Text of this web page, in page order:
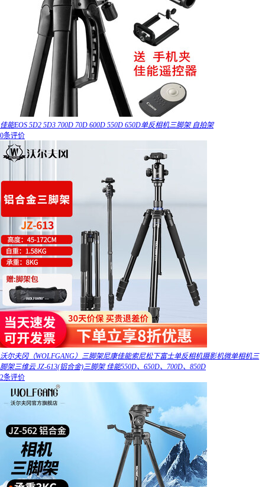
佳能EOS 5D2 5D3 700D 70D 600D 550D 650D单反相机三脚架 自拍架
0条评价
沃尔夫冈（WOLFGANG）三脚架尼康佳能索尼松下富士单反相机摄影机微单相机三
脚架三维云 JZ-613(铝合金)三脚架 佳能550D、650D、700D、850D
2条评价